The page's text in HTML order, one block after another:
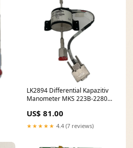
LK2894 Differential Kapazitiv
Manometer MKS 223B-22809
US$ 81.00
★★★★★ 4.4 (7 reviews)